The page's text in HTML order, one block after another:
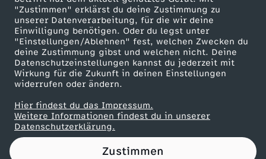
"Zustimmen" erklärst du deine Zustimmung zu
unserer Datenverarbeitung, für die wir deine
Einwilligung benötigen. Oder du legst unter
"Einstellungen/Ablehnen" fest, welchen Zwecken du
deine Zustimmung gibst und welchen nicht. Deine
Datenschutzeinstellungen kannst du jederzeit mit
Wirkung für die Zukunft in deinen Einstellungen
widerrufen oder ändern.
Hier findest du das Impressum.
Weitere Informationen findest du in unserer
Datenschutzerklärung.
Zustimmen
s
c
h
i
c
Werbefernsehen
Mainzelmännchen
Partner